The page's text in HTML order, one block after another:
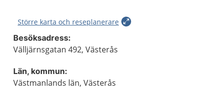
Större karta och reseplanerare
Besöksadress:
Välljärnsgatan 492, Västerås
Län, kommun:
Västmanlands län, Västerås